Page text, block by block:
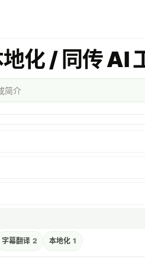
化 / 同传 AI
字幕翻译 2 本地化 1